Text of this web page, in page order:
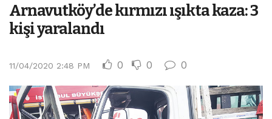
Arnavutköy’de kırmızı ışıkta kaza: 3
kişi yaralandı
11/04/2020 2:48 PM 0 0 0